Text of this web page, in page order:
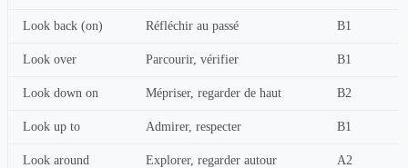
Look back (on) Réfléchir au passé B1
Look over Parcourir, vérifier B1
Look down on Mépriser, regarder de haut B2
Look up to Admirer, respecter B1
Look around Explorer, regarder autour A2